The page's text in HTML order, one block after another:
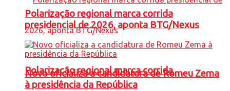
Polarização regional marca corrida
Polarização regional marca corrida
presidencial de 2026, aponta BTG/Nexus
Novo oficializa a candidatura de Romeu Zema
à presidência da República